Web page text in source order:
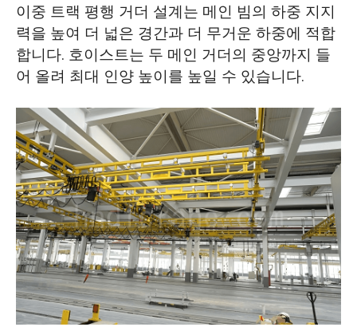
이중 트랙 평행 거더 설계는 메인 빔의 하중 지지
력을 높여 더 넓은 경간과 더 무거운 하중에 적합
합니다. 호이스트는 두 메인 거더의 중앙까지 들
어 올려 최대 인양 높이를 높일 수 있습니다.